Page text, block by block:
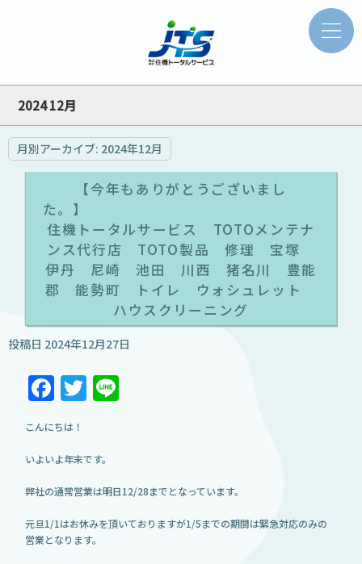
2024 12月
月別アーカイブ: 2024年12月
【今年もありがとうございまし
た
住機トータルサービス TOTOメンテナ
ンス代行店 TOTO製品 修理 宝塚
伊丹 尼崎 池田 川西 猪名川 豊能
郡 能勢町 トイレ ウォシュレット
ハウスクリーニング
投稿日 2024年12月27日
Facebook
Twitter
こんにちは！
いよいよ年末です。
弊社の通常営業は明日12/28までとなっています。
元旦1/1はお休みを頂いておりますが1/5までの期間は緊急対応のみの
営業となります。